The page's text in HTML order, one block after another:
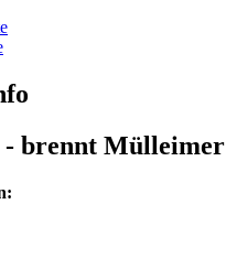
- brennt Mülleimer